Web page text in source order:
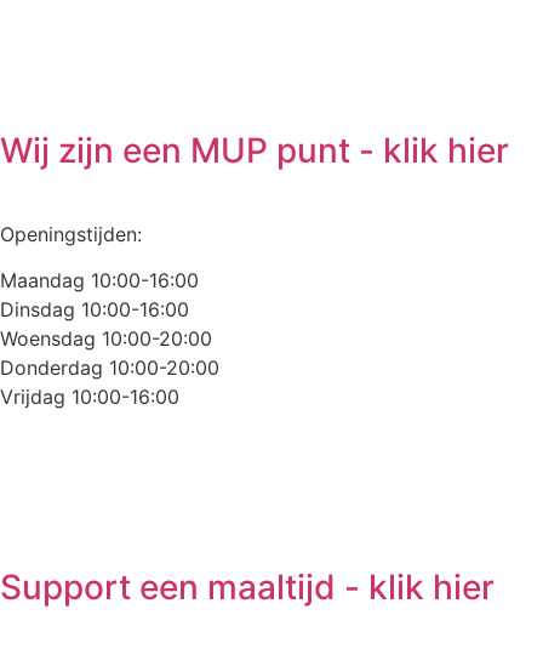
Wij zijn een MUP punt - klik hier
Openingstijden:
Maandag 10:00-16:00
Dinsdag 10:00-16:00
Woensdag 10:00-20:00
Donderdag 10:00-20:00
Vrijdag 10:00-16:00
Support een maaltijd - klik hier